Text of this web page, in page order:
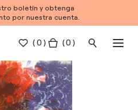
boletín y obtenga
por nuestra cuenta.
(0 ) ( 0 )